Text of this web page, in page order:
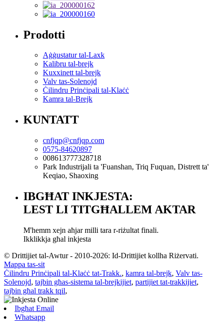
Prodotti
Aġġustatur tal-Laxk
Kalibru tal-brejk
Kuxxinett tal-brejk
Valv tas-Solenojd
Ċilindru Prinċipali tal-Klaċċ
Kamra tal-Brejk
KUNTATT
cnfjqp@cnfjqp.com
0575-84620897
008613777328718
Park Industrijali ta 'Fuanshan, Triq Fuquan, Distrett ta'
Keqiao, Shaoxing
IBGĦAT INKJESTA:
LEST LI TITGĦALLEM AKTAR
M'hemm xejn aħjar milli tara r-riżultat finali.
Ikklikkja għal inkjesta
© Drittijiet tal-Awtur - 2010-2026: Id-Drittijiet kollha Riżervati.
Mappa tas-sit
Ċilindru Prinċipali tal-Klaċċ tat-Trakk., kamra tal-brejk, Valv tas-
Solenojd, tajbin għas-sistema tal-brejkijiet, partijiet tat-trakkijiet,
tajbin għal trakk tqil,
Ibgħat Email
Whatsapp